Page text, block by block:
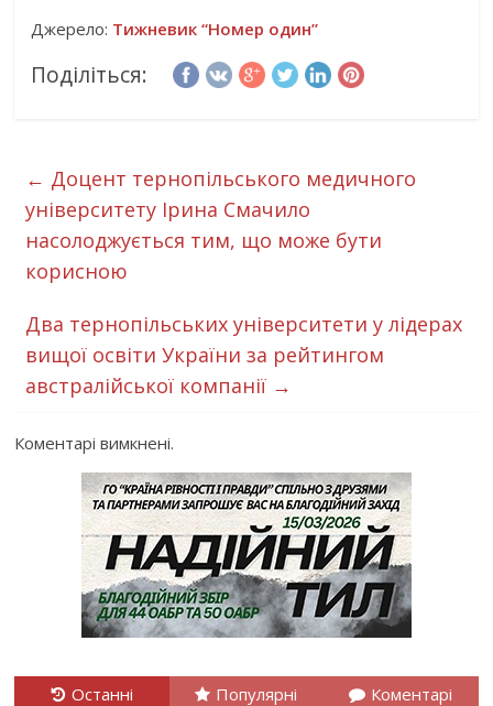
Джерело: Тижневик “Номер один”
Поділіться:
← Доцент тернопільського медичного
університету Ірина Смачило
насолоджується тим, що може бути
корисною
Два тернопільських університети у лідерах
вищої освіти України за рейтингом
австралійської компанії →
Коментарі вимкнені.
Останні Популярні Коментарі